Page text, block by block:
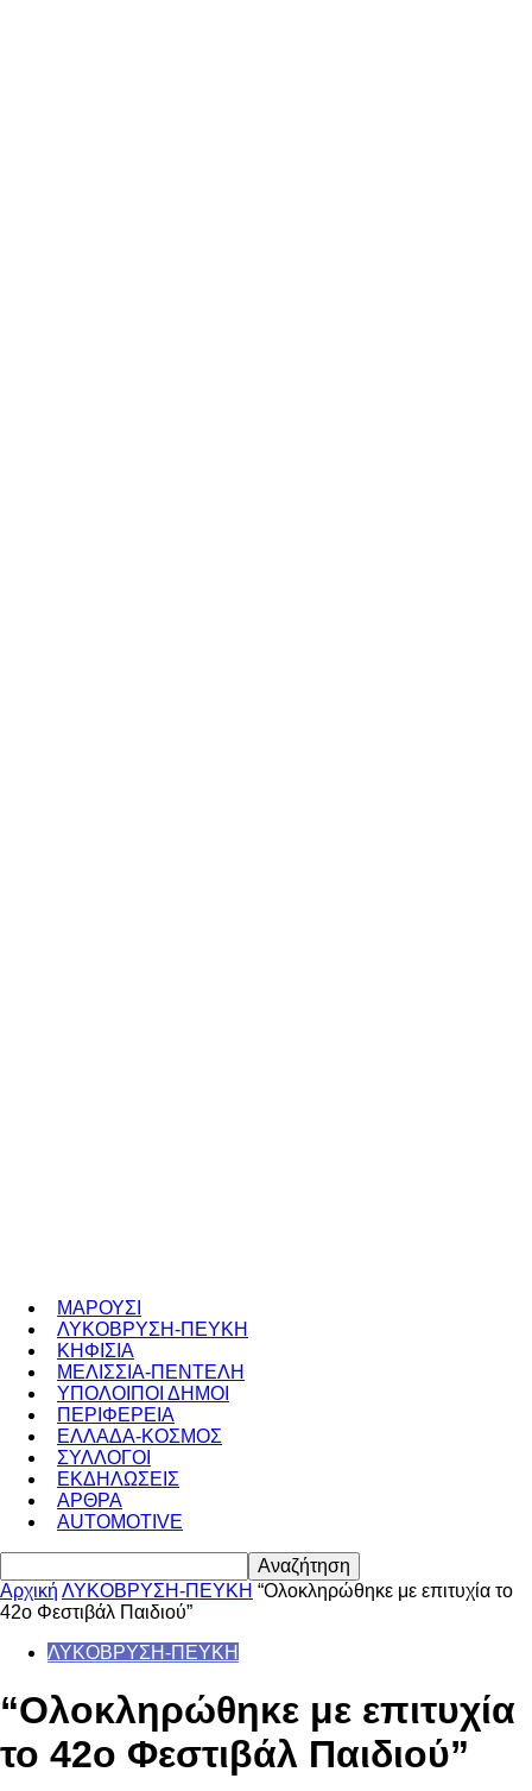
ΜΑΡΟΥΣΙ
ΛΥΚΟΒΡΥΣΗ-ΠΕΥΚΗ
ΚΗΦΙΣΙΑ
ΜΕΛΙΣΣΙΑ-ΠΕΝΤΕΛΗ
ΥΠΟΛΟΙΠΟΙ ΔΗΜΟΙ
ΠΕΡΙΦΕΡΕΙΑ
ΕΛΛΑΔΑ-ΚΟΣΜΟΣ
ΣΥΛΛΟΓΟΙ
ΕΚΔΗΛΩΣΕΙΣ
ΑΡΘΡΑ
AUTOMOTIVE
Αρχική ΛΥΚΟΒΡΥΣΗ-ΠΕΥΚΗ “Ολοκληρώθηκε με επιτυχία το
42ο Φεστιβάλ Παιδιού”
ΛΥΚΟΒΡΥΣΗ-ΠΕΥΚΗ
“Ολοκληρώθηκε με επιτυχία
το 42ο Φεστιβάλ Παιδιού”